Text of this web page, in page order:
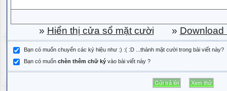
» Hiển thị cửa sổ mặt cười » Download
Bạn có muốn chuyển các ký hiệu như :) :( :D ...thành mặt cười trong bài viết này?
Bạn có muốn chèn thêm chữ ký vào bài viết này ?